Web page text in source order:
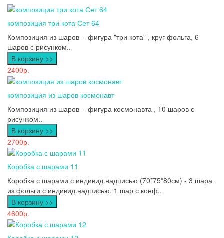
композиция три кота Сет 64
Композиция из шаров - фигура "три кота" , круг фольга, 6
шаров с рисунком..
В корзину >>
2400р.
композиция из шаров космонавт
Композиция из шаров - фигура космонавта , 10 шаров с
рисунком..
В корзину >>
2700р.
Коробка с шарами 11
Коробка с шарами с индивид.надписью (70*75*80см) - 3 шара
из фольги с индивид.надписью, 1 шар с конф..
В корзину >>
4600р.